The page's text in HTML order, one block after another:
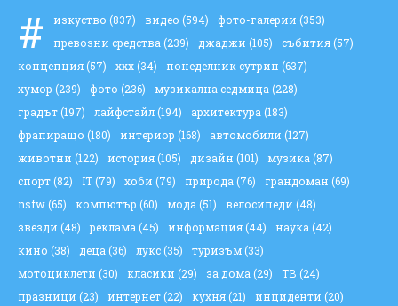
# изкуство (837) видео (594) фото-галерии (353)
превозни средства(239) джаджи (105) събития(57)
концепция(57) ххх(34) понеделник сутрин (637)
хумор (239) фото (236) музикална седмица(228)
градът(197) лайфстайл(194) архитектура(183)
фрапиращо (180) интериор (168) автомобили (127)
животни (122) история(105) дизайн (101) музика(87)
спорт(82) IT(79) хоби (79) природа(76) грандоман (69)
nsfw(65) компютър (60) мода(51) велосипеди (48)
звезди (48) реклама(45) информация(44) наука(42)
кино (38) деца(36) лукс(35) туризъм(33)
мотоциклети (30) класики (29) за дома(29) ТВ (24)
празници (23) интернет(22) кухня(21) инциденти (20)